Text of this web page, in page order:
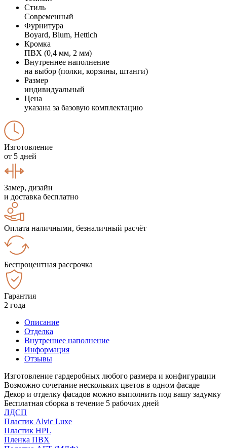
Стиль
Современный
Фурнитура
Boyard, Blum, Hettich
Кромка
ПВХ (0,4 мм, 2 мм)
Внутреннее наполнение
на выбор (полки, корзины, штанги)
Размер
индивидуальный
Цена
указана за базовую комплектацию
Изготовление
от 5 дней
Замер, дизайн
и доставка бесплатно
Оплата наличными, безналичный расчёт
Беспроцентная рассрочка
Гарантия
2 года
Описание
Отделка
Внутреннее наполнение
Информация
Отзывы
Изготовление гардеробных любого размера и конфигурации
Возможно сочетание нескольких цветов в одном фасаде
Декор и отделку фасадов можно выполнить под вашу задумку
Бесплатная сборка в течение 5 рабочих дней
ЛДСП
Пластик Alvic Luxe
Пластик HPL
Пленка ПВХ